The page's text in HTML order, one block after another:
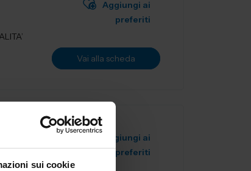
sui cookie
Aggiungi ai
preferiti
Vai alla scheda
Aggiungi ai
preferiti